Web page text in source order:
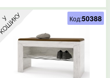
Код:50388